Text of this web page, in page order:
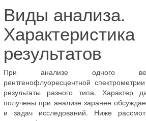
Виды анализа.
Характеристика
результатов
При анализе одного
рентгенофлуоресцентной
результаты разного типа. Характер
получены при анализе заранее
и задач исследований. Ниже